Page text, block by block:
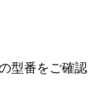
型番をご確認